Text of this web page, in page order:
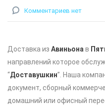
Комментариев нет
Доставка из Авиньона в
направлений которое
“Доставушкин”. Наша
документ, сборный
домашний или офисный